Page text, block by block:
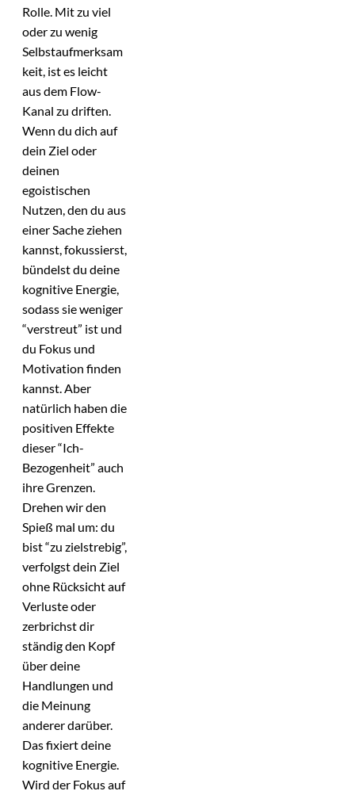
Rolle. Mit zu viel
oder zu wenig
Selbstaufmerksam
keit, ist es leicht
aus dem Flow-
Kanal zu driften.
Wenn du dich auf
dein Ziel oder
deinen
egoistischen
Nutzen, den du aus
einer Sache ziehen
kannst, fokussierst,
bündelst du deine
kognitive Energie,
sodass sie weniger
“verstreut” ist und
du Fokus und
Motivation finden
kannst. Aber
natürlich haben die
positiven Effekte
dieser “Ich-
Bezogenheit” auch
ihre Grenzen.
Drehen wir den
Spieß mal um: du
bist “zu zielstrebig”,
verfolgst dein Ziel
ohne Rücksicht auf
Verluste oder
zerbrichst dir
ständig den Kopf
über deine
Handlungen und
die Meinung
anderer darüber.
Das fixiert deine
kognitive Energie.
Wird der Fokus auf